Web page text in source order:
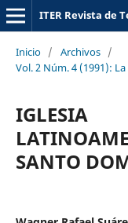
ITER Revista de
Inicio / Archivos /
Vol. 2 Núm. 4 (1991):
IGLESIA
SANTO